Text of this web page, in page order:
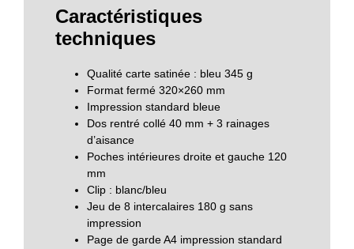
Caractéristiques
techniques
Qualité carte satinée : bleu 345 g
Format fermé 320×260 mm
Impression standard bleue
Dos rentré collé 40 mm + 3 rainages
d’aisance
Poches intérieures droite et gauche 120
mm
Clip : blanc/bleu
Jeu de 8 intercalaires 180 g sans
impression
Page de garde A4 impression standard